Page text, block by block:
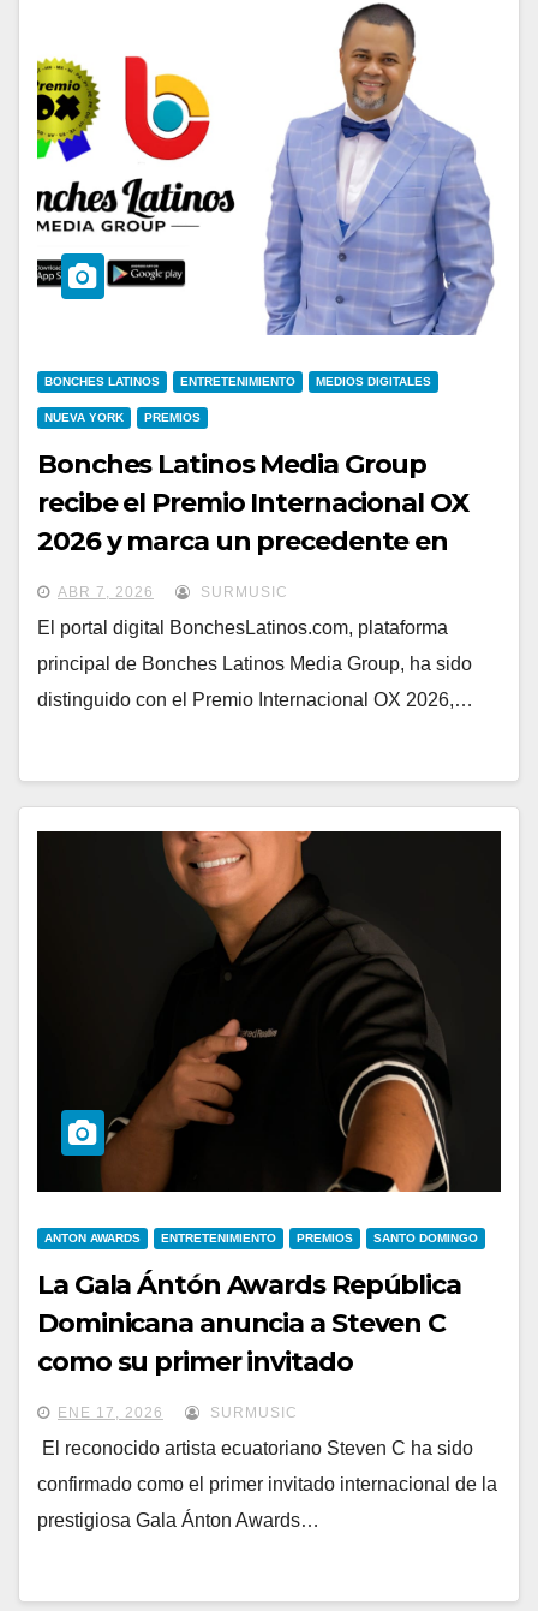
BONCHES LATINOS ENTRETENIMIENTO MEDIOS DIGITALES
NUEVA YORK PREMIOS
Bonches Latinos Media Group
recibe el Premio Internacional OX
2026 y marca un precedente en
Nueva York
ABR 7, 2026 SURMUSIC
El portal digital BonchesLatinos.com, plataforma
principal de Bonches Latinos Media Group, ha sido
distinguido con el Premio Internacional OX 2026,…
ANTON AWARDS ENTRETENIMIENTO PREMIOS SANTO DOMINGO
La Gala Ántón Awards República
Dominicana anuncia a Steven C
como su primer invitado
internacional
ENE 17, 2026 SURMUSIC
El reconocido artista ecuatoriano Steven C ha sido
confirmado como el primer invitado internacional de la
prestigiosa Gala Ánton Awards…